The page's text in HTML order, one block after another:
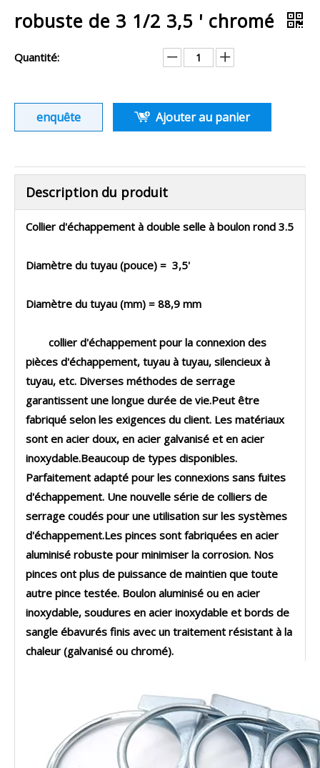
robuste de 3 1/2 3,5 ' chromé
Quantité:
enquête Ajouter au panier
Description du produit
Collier d'échappement à double selle à boulon rond 3.5
Diamètre du tuyau (pouce) = 3,5'
Diamètre du tuyau (mm) = 88,9 mm
collier d'échappement pour la connexion des
pièces d'échappement, tuyau à tuyau, silencieux à
tuyau, etc. Diverses méthodes de serrage
garantissent une longue durée de vie.Peut être
fabriqué selon les exigences du client. Les matériaux
sont en acier doux, en acier galvanisé et en acier
inoxydable.Beaucoup de types disponibles.
Parfaitement adapté pour les connexions sans fuites
d'échappement. Une nouvelle série de colliers de
serrage coudés pour une utilisation sur les systèmes
d'échappement.Les pinces sont fabriquées en acier
aluminisé robuste pour minimiser la corrosion. Nos
pinces ont plus de puissance de maintien que toute
autre pince testée. Boulon aluminisé ou en acier
inoxydable, soudures en acier inoxydable et bords de
sangle ébavurés finis avec un traitement résistant à la
chaleur (galvanisé ou chromé).